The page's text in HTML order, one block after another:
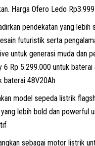
Harga Ofero Ledo
pendekatan yang lebih
futuristik serta
untuk generasi muda dan
6 Rp 5.299.000 untuk
baterai 48V20Ah
model sepeda listrik
lebih bold dan powerful
sebagai motor listrik